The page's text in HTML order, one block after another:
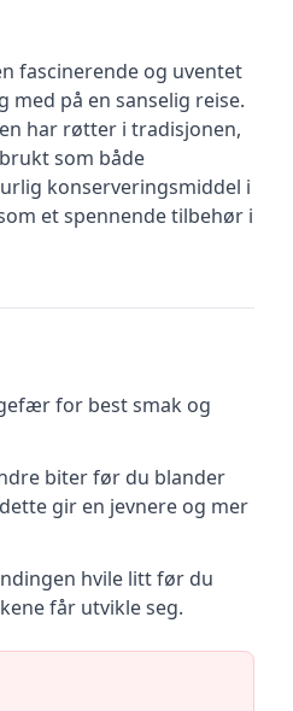
fascinerende og uventet
med på en sanselig reise.
har røtter i tradisjonen,
som både
konserveringsmiddel i
et spennende tilbehør i
for best smak og
biter før du blander
gir en jevnere og mer
hvile litt før du
får utvikle seg.